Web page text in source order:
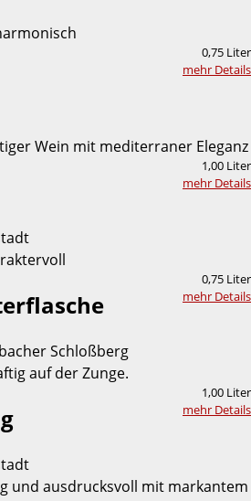
0,75 Liter
mehr Details
Wein mit mediterraner Eleganz
1,00 Liter
mehr Details
0,75 Liter
mehr Details
Schloßberg
auf der Zunge.
1,00 Liter
mehr Details
und ausdrucksvoll mit markantem